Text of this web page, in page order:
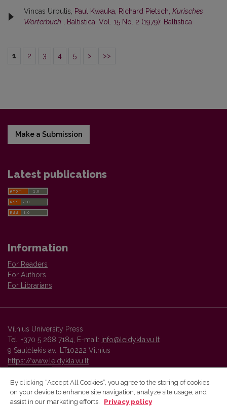
Vincas Urbutis, Paul Kwauka, Richard Pietsch, Kurisches
Wörterbuch , Baltistica: Vol. 15 No. 2 (1979): Baltistica
1 2 3 4 5 > >>
Make a Submission
Latest publications
Information
For Readers
For Authors
For Librarians
Vilnius University Press
Tel. +370 5 268 7184, E-mail: info@leidykla.vu.lt
9 Saulėtekis av., LT10222 Vilnius
https://www.leidykla.vu.lt
Vilnius University Press platform and metadata are distributed by
By clicking “Accept All Cookies”, you agree to the storing of cookies
on your device to enhance site navigation, analyze site usage, and
assist in our marketing efforts.
Privacy policy